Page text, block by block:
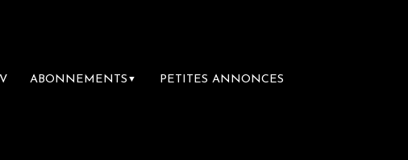
ABONNEMENTS ▼ PETITES ANNONCES